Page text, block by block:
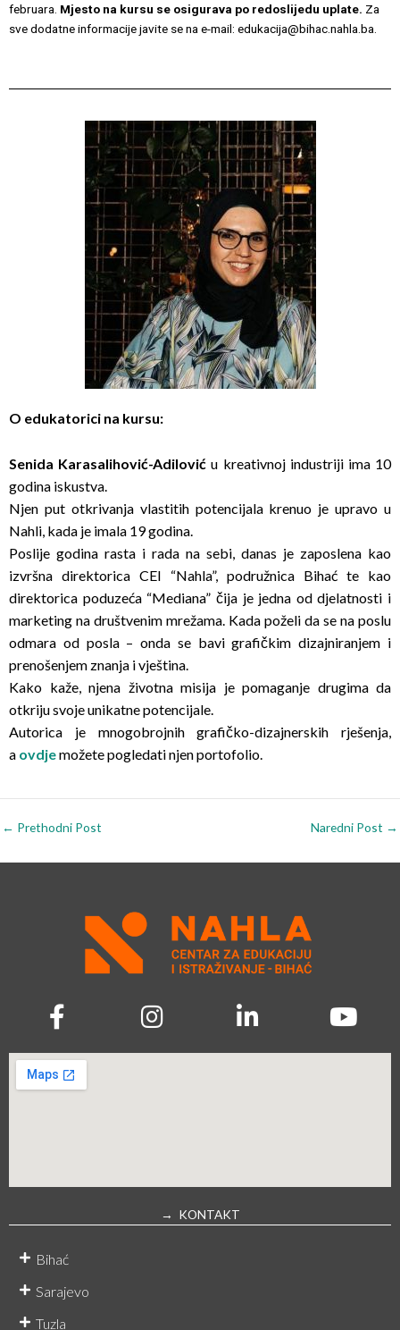
februara. Mjesto na kursu se osigurava po redoslijedu uplate. Za
sve dodatne informacije javite se na e-mail: edukacija@bihac.nahla.ba.
O edukatorici na kursu:
Senida Karasalihović-Adilović u kreativnoj industriji ima 10
godina iskustva.
Njen put otkrivanja vlastitih potencijala krenuo je upravo u
Nahli, kada je imala 19 godina.
Poslije godina rasta i rada na sebi, danas je zaposlena kao
izvršna direktorica CEI “Nahla”, podružnica Bihać te kao
direktorica poduzeća “Mediana” čija je jedna od djelatnosti i
marketing na društvenim mrežama. Kada poželi da se na poslu
odmara od posla – onda se bavi grafičkim dizajniranjem i
prenošenjem znanja i vještina.
Kako kaže, njena životna misija je pomaganje drugima da
otkriju svoje unikatne potencijale.
Autorica je mnogobrojnih grafičko-dizajnerskih rješenja,
a ovdjemožete pogledati njen portofolio.
← Prethodni Post Naredni Post →
→ KONTAKT
Bihać
Sarajevo
Tuzla